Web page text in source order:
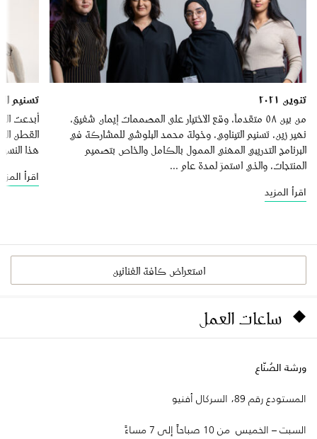
تنوين ٢٠٢١
من بين ٥٨ متقدماً، وقع الاختيار على المصممات إيمان شفيق،
نهير زين، تسنيم التيناوي، وخولة محمد البلوشي للمشاركة في
البرنامج التدريبي المهني الممول بالكامل والخاص بتصميم
المنتجات، والذي استمرّ لمدة عام ...
اقرأ المزيد
تسنيم
‬هذا‭ ‬النسيج‭ ‬من‭ ‬البراعم‭ ‬القطنية‭ ‬التي‭ ‬تنمو‭ ‬على‭ ‬شجيرات...
اقرأ
استعراض كافة الفنانين
ساعات العمل
ورشة الصُنّاع
المستودع رقم 89، السركال أفنيو
السبت – الخميس من 10 صباحاً إلى 7 مساءً